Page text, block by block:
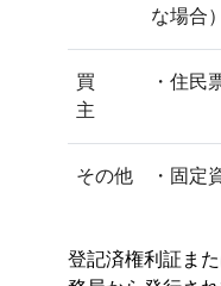
な場合）
買
主
・住民
その他 ・固定
登記済権利証ま